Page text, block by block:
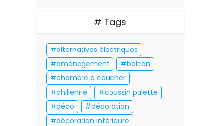
# Tags
alternatives électriques
aménagement
balcon
chambre à coucher
chilienne
coussin palette
déco
décoration
décoration intérieure